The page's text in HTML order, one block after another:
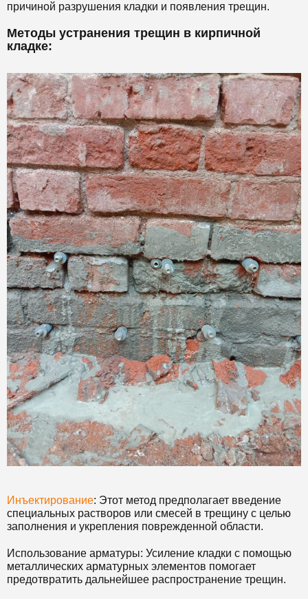
причиной разрушения кладки и появления трещин.
Методы устранения трещин в кирпичной
кладке:
Инъектирование: Этот метод предполагает введение
специальных растворов или смесей в трещину с целью
заполнения и укрепления поврежденной области.
Использование арматуры: Усиление кладки с помощью
металлических арматурных элементов помогает
предотвратить дальнейшее распространение трещин.